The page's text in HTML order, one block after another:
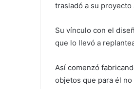
trasladó a su
Su vínculo con el
que lo llevó a
Así comenzó
objetos que para él